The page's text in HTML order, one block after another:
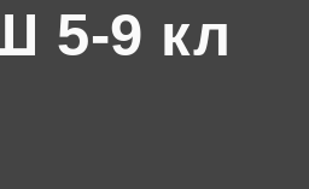
5-9 кл